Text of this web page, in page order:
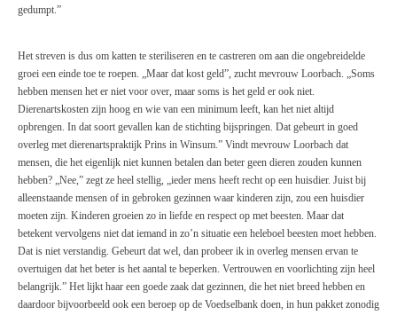
gedumpt.”
Het streven is dus om katten te steriliseren en te castreren om aan die ongebreidelde
groei een einde toe te roepen. „Maar dat kost geld”, zucht mevrouw Loorbach. „Soms
hebben mensen het er niet voor over, maar soms is het geld er ook niet.
Dierenartskosten zijn hoog en wie van een minimum leeft, kan het niet altijd
opbrengen. In dat soort gevallen kan de stichting bijspringen. Dat gebeurt in goed
overleg met dierenartspraktijk Prins in Winsum.” Vindt mevrouw Loorbach dat
mensen, die het eigenlijk niet kunnen betalen dan beter geen dieren zouden kunnen
hebben? „Nee,” zegt ze heel stellig, „ieder mens heeft recht op een huisdier. Juist bij
alleenstaande mensen of in gebroken gezinnen waar kinderen zijn, zou een huisdier
moeten zijn. Kinderen groeien zo in liefde en respect op met beesten. Maar dat
betekent vervolgens niet dat iemand in zo’n situatie een heleboel beesten moet hebben.
Dat is niet verstandig. Gebeurt dat wel, dan probeer ik in overleg mensen ervan te
overtuigen dat het beter is het aantal te beperken. Vertrouwen en voorlichting zijn heel
belangrijk.” Het lijkt haar een goede zaak dat gezinnen, die het niet breed hebben en
daardoor bijvoorbeeld ook een beroep op de Voedselbank doen, in hun pakket zonodig